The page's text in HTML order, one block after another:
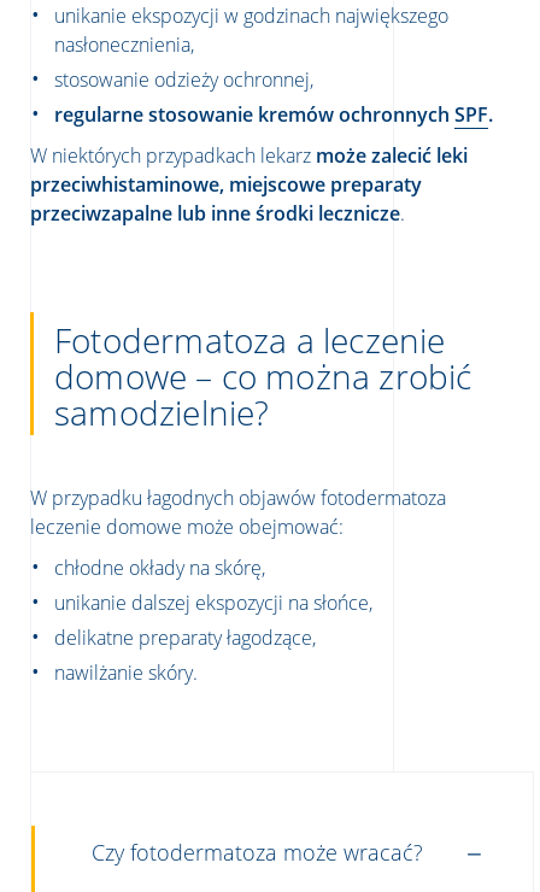
unikanie ekspozycji w godzinach największego
nasłonecznienia,
stosowanie odzieży ochronnej,
regularne stosowanie kremów ochronnych SPF.
W niektórych przypadkach lekarz może zalecić leki
przeciwhistaminowe, miejscowe preparaty
przeciwzapalne lub inne środki lecznicze.
Fotodermatoza a leczenie
domowe – co można zrobić
samodzielnie?
W przypadku łagodnych objawów fotodermatoza
leczenie domowe może obejmować:
chłodne okłady na skórę,
unikanie dalszej ekspozycji na słońce,
delikatne preparaty łagodzące,
nawilżanie skóry.
Czy fotodermatoza może wracać?